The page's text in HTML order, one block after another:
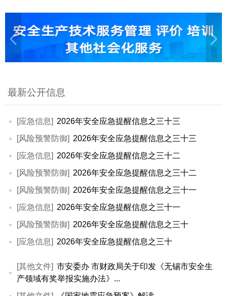
最新公开信息
[应急信息] 2026年安全应急提醒信息之三十三
[风险预警防御] 2026年安全应急提醒信息之三十三
[应急信息] 2026年安全应急提醒信息之三十二
[风险预警防御] 2026年安全应急提醒信息之三十二
[风险预警防御] 2026年安全应急提醒信息之三十一
[应急信息] 2026年安全应急提醒信息之三十一
[风险预警防御] 2026年安全应急提醒信息之三十
[应急信息] 2026年安全应急提醒信息之三十
[其他文件] 市安委办 市财政局关于印发《无锡市安全生
产领域有奖举报实施办法》...